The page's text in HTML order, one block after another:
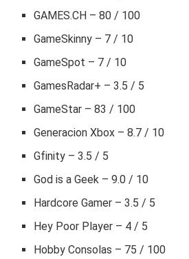
GAMES.CH – 80 / 100
GameSkinny – 7 / 10
GameSpot – 7 / 10
GamesRadar+ – 3.5 / 5
GameStar – 83 / 100
Generacion Xbox – 8.7 / 10
Gfinity – 3.5 / 5
God is a Geek – 9.0 / 10
Hardcore Gamer – 3.5 / 5
Hey Poor Player – 4 / 5
Hobby Consolas – 75 / 100